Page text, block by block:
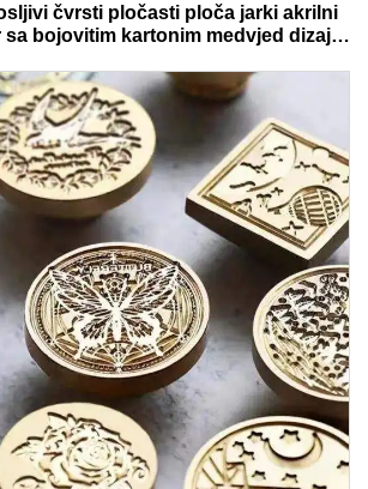
čvrsti pločasti ploča jarki akrilni
sa bojovitim kartonim medvjed dizajn